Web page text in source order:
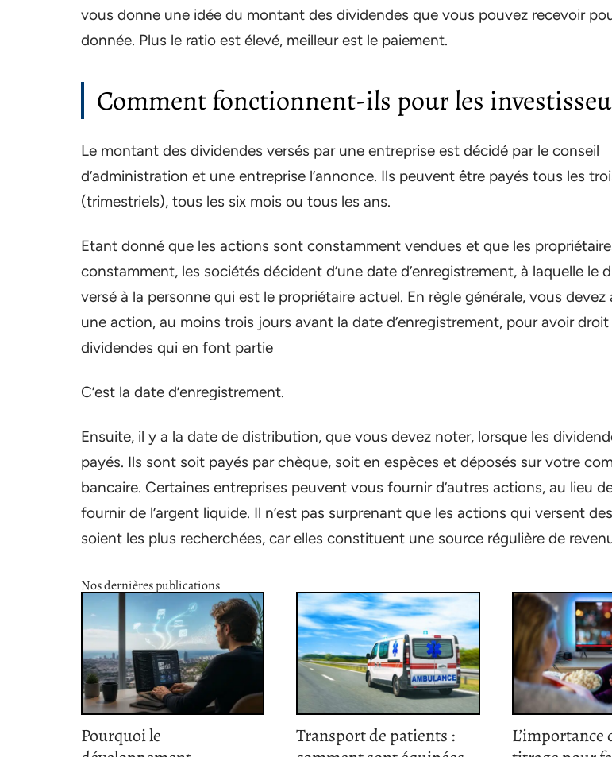
vous donne une idée du montant des dividendes que vous pouvez recevoir
donnée. Plus le ratio est élevé, meilleur est le paiement.
Comment fonctionnent-ils pour les
Le montant des dividendes versés par une entreprise est décidé par le conseil
d’administration et une entreprise l’annonce. Ils peuvent être payés tous les
(trimestriels), tous les six mois ou tous les ans.
Etant donné que les actions sont constamment vendues et que les
constamment, les sociétés décident d’une date d’enregistrement, à laquelle le
versé à la personne qui est le propriétaire actuel. En règle générale, vous
une action, au moins trois jours avant la date d’enregistrement, pour avoir droit
dividendes qui en font partie
C’est la date d’enregistrement.
Ensuite, il y a la date de distribution, que vous devez noter, lorsque les
payés. Ils sont soit payés par chèque, soit en espèces et déposés sur votre
bancaire. Certaines entreprises peuvent vous fournir d’autres actions, au lieu
fournir de l’argent liquide. Il n’est pas surprenant que les actions qui versent
soient les plus recherchées, car elles constituent une source régulière de
Nos dernières publications
Pourquoi le
Transport de patients :
L’importance